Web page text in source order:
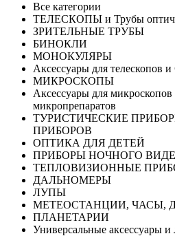
Все категории
ТЕЛЕСКОПЫ и Трубы
ЗРИТЕЛЬНЫЕ ТРУБЫ
БИНОКЛИ
МОНОКУЛЯРЫ
Аксессуары для телескопов
МИКРОСКОПЫ
Аксессуары для
микропрепаратов
ТУРИСТИЧЕСКИЕ
ПРИБОРОВ
ОПТИКА ДЛЯ ДЕТЕЙ
ПРИБОРЫ НОЧНОГО
ТЕПЛОВИЗИОННЫЕ
ДАЛЬНОМЕРЫ
ЛУПЫ
МЕТЕОСТАНЦИИ, ЧАСЫ,
ПЛАНЕТАРИИ
Универсальные аксессуары и